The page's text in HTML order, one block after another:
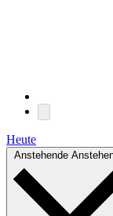
Heute
Anstehende